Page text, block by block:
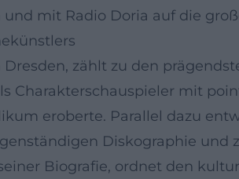
mit Radio Doria auf die
zählt zu den
Charakterschauspieler mit
eroberte. Parallel dazu
Diskographie und
Biografie, ordnet den